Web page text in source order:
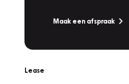
Maak een afspraak
Lease